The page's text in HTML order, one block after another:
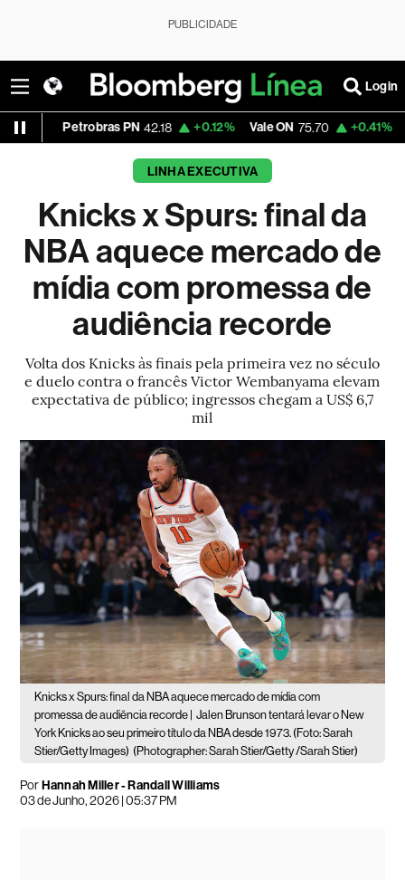
PUBLICIDADE
Login
42.18 +0.12% Vale ON 75.70 +0.41% Itaú PN 41.61
LINHA EXECUTIVA
Knicks x Spurs: final da
NBA aquece mercado de
mídia com promessa de
audiência recorde
Volta dos Knicks às finais pela primeira vez no século
e duelo contra o francês Victor Wembanyama elevam
expectativa de público; ingressos chegam a US$ 6,7
mil
Knicks x Spurs: final da NBA aquece mercado de mídia com
promessa de audiência recorde |
Jalen Brunson tentará levar o New
York Knicks ao seu primeiro título da NBA desde 1973. (Foto: Sarah
Stier/Getty Images) (Photographer: Sarah Stier/Getty /Sarah Stier)
PorHannah Miller - Randall Williams
03 de Junho, 2026 | 05:37 PM